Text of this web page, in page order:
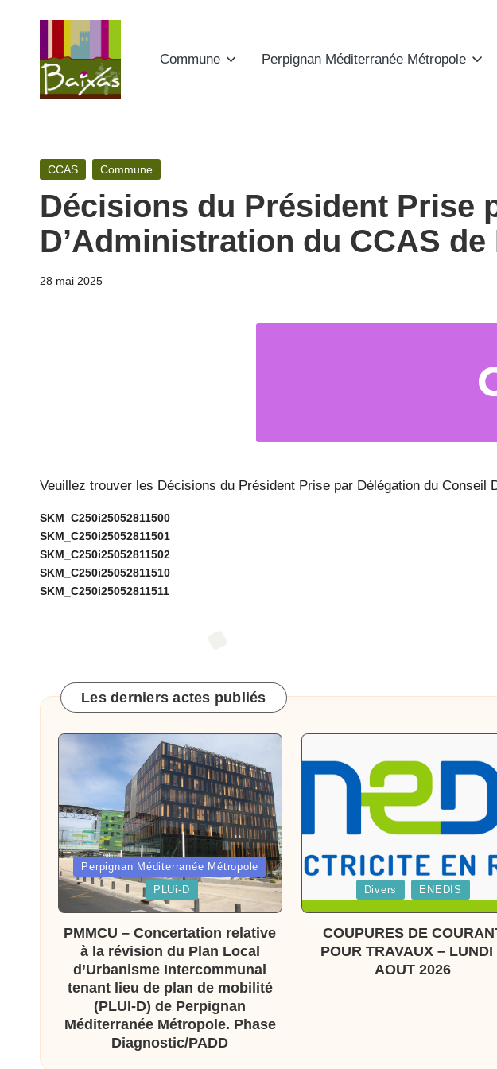
ct
e
s
d
e
u
n
e
d
ai
toute
la
publicité
des
actes
de
Commune Perpignan Méditerranée Métropole
Posted
CCAS Commune
Décisions du Président Prise
D’Administration du CCAS de
28 mai 2025
Veuillez trouver les Décisions du Président Prise par Délégation du Conseil
SKM_C250i25052811500
SKM_C250i25052811501
SKM_C250i25052811502
SKM_C250i25052811510
SKM_C250i25052811511
Les derniers actes publiés
Posted
in
Perpignan Méditerranée Métropole
PLUi-D
PMMCU – Concertation relative
à la révision du Plan Local
d’Urbanisme Intercommunal
tenant lieu de plan de mobilité
(PLUI-D) de Perpignan
Méditerranée Métropole. Phase
Diagnostic/PADD
Divers ENEDIS
COUPURES DE
POUR TRAVAUX – LUNDI
AOUT 2026